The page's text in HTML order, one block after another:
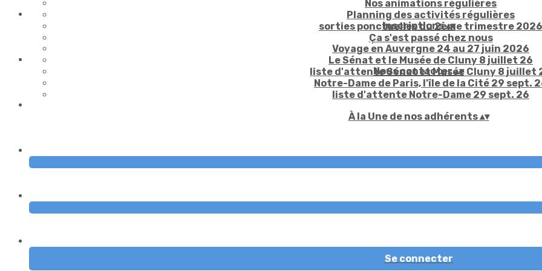
Nos animations régulières
Planning des activités régulières
sorties ponctuelles du 2ème trimestre 2026
Ça s'est passé chez nous
Inscriptions▴▾
Voyage en Auvergne 24 au 27 juin 2026
Le Sénat et le Musée de Cluny 8 juillet 26
liste d'attente Sénat et Musée Cluny 8 juillet
Notre-Dame de Paris, l'île de la Cité 29 sept.
liste d'attente Notre-Dame 29 sept. 26
Nous contacter▴▾
À la Une de nos adhérents▴▾
Se connecter